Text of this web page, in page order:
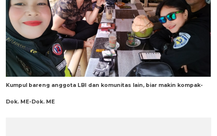
Kumpul bareng anggota LBI dan komunitas lain, biar makin kompak-
Dok. ME-Dok. ME